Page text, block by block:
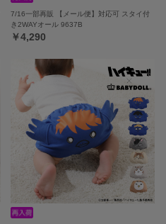
7/16一部再販 【メール便】対応可 スタイ付
き2WAYオール 9637B
￥4,290